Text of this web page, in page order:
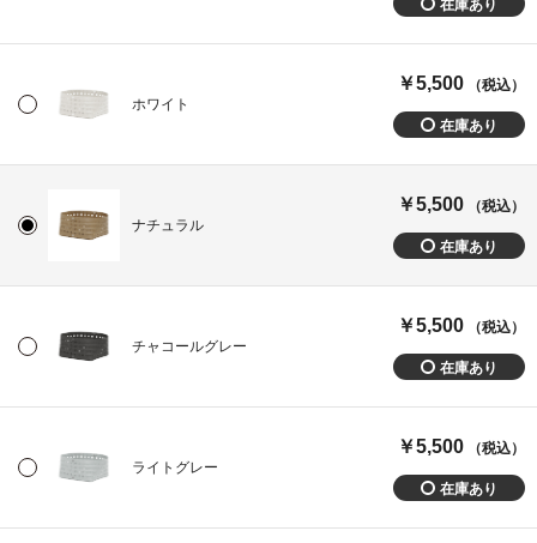
ホワイト
￥5,500 （税込）
ナチュラル
￥5,500 （税込）
チャコールグレー
￥5,500 （税込）
ライトグレー
￥5,500 （税込）